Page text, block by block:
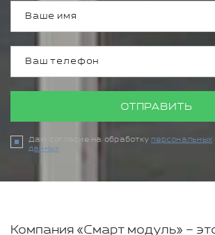
ОТПРАВИТЬ
Даю согласие на обработку персональных
данных
Компания «Смарт модуль» –